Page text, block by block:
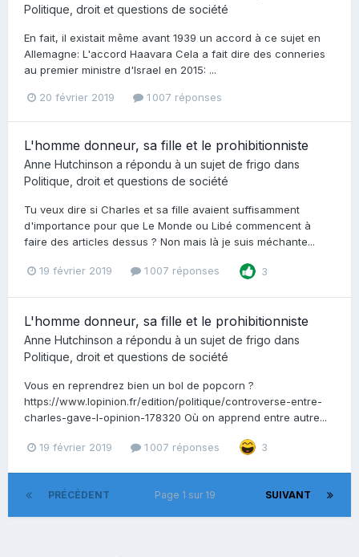
Politique, droit et questions de société
En fait, il existait même avant 1939 un accord à ce sujet en
Allemagne: L'accord Haavara Cela a fait dire des conneries
au premier ministre d'Israel en 2015: ...
20 février 2019 1 007 réponses
L'homme donneur, sa fille et le prohibitionniste
Anne Hutchinson a répondu à un sujet de frigo dans
Politique, droit et questions de société
Tu veux dire si Charles et sa fille avaient suffisamment
d'importance pour que Le Monde ou Libé commencent à
faire des articles dessus ? Non mais là je suis méchante...
19 février 2019 1 007 réponses 3
L'homme donneur, sa fille et le prohibitionniste
Anne Hutchinson a répondu à un sujet de frigo dans
Politique, droit et questions de société
Vous en reprendrez bien un bol de popcorn ?
https://www.lopinion.fr/edition/politique/controverse-entre-
charles-gave-l-opinion-178320 Où on apprend entre autre...
19 février 2019 1 007 réponses 3
PRÉCÉDENT SUIVANT
Page 1 sur 19